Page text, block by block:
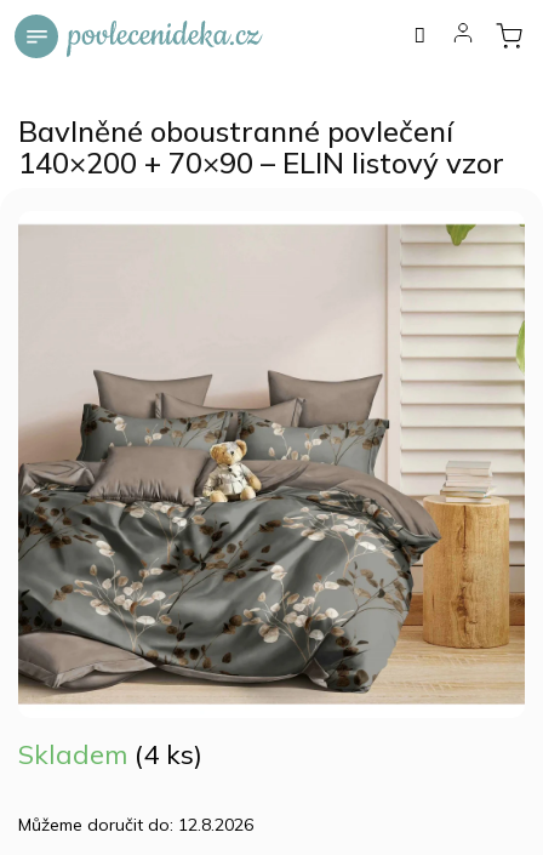
Přejít
na
Bavlněné oboustranné povlečení
140×200 + 70×90 – ELIN listový vzor
Skladem (4 ks)
Můžeme doručit do: 12.8.2026